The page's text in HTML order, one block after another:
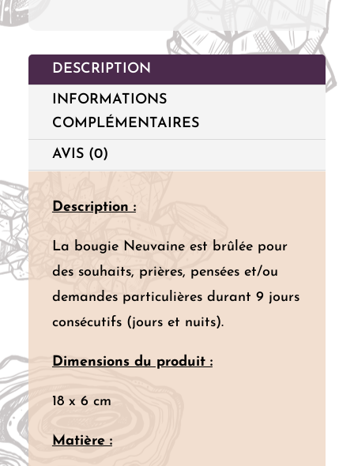
DESCRIPTION
INFORMATIONS
COMPLÉMENTAIRES
AVIS (0)
Description :
La bougie Neuvaine est brûlée pour
des souhaits, prières, pensées et/ou
demandes particulières durant 9 jours
consécutifs (jours et nuits).
Dimensions du produit :
18 x 6 cm
Matière :